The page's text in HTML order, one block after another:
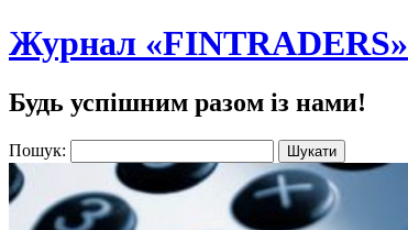
Журнал «FINTRADERS»
Будь успішним разом із нами!
Пошук: